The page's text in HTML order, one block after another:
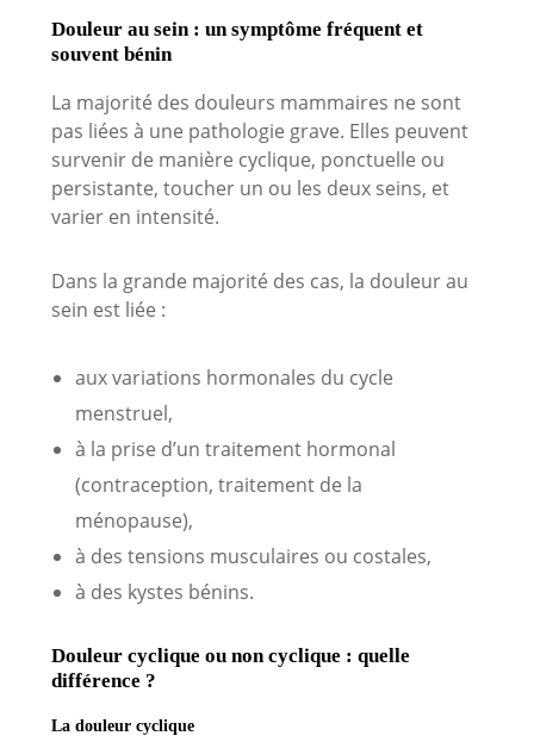
Douleur au sein : un symptôme fréquent et
souvent bénin
La majorité des douleurs mammaires ne sont
pas liées à une pathologie grave. Elles peuvent
survenir de manière cyclique, ponctuelle ou
persistante, toucher un ou les deux seins, et
varier en intensité.
Dans la grande majorité des cas, la douleur au
sein est liée :
aux variations hormonales du cycle
menstruel,
à la prise d’un traitement hormonal
(contraception, traitement de la
ménopause),
à des tensions musculaires ou costales,
à des kystes bénins.
Douleur cyclique ou non cyclique : quelle
différence ?
La douleur cyclique